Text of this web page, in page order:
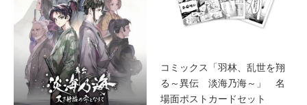
コミックス「羽林、乱世を翔
る～異伝 淡海乃海～」 名
場面ポストカードセット